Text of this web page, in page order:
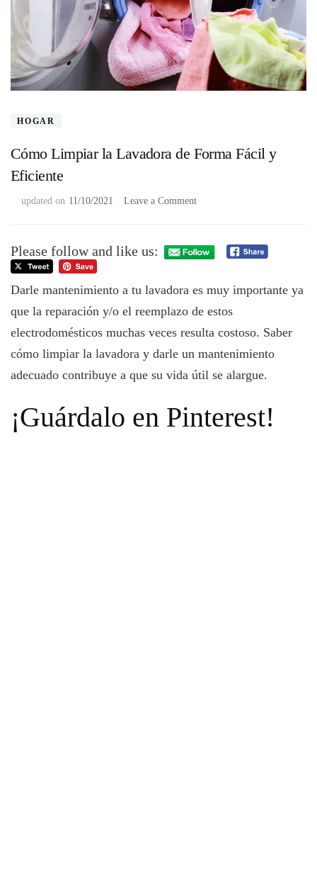
HOGAR
Cómo Limpiar la Lavadora de Forma Fácil y
Eficiente
updated on 11/10/2021 Leave a Commenton
la
Lavadora
Forma
y
Eficiente
Please follow and like us:
Darle mantenimiento a tu lavadora es muy importante ya
que la reparación y/o el reemplazo de estos
electrodomésticos muchas veces resulta costoso. Saber
cómo limpiar la lavadora y darle un mantenimiento
adecuado contribuye a que su vida útil se alargue.
¡Guárdalo en Pinterest!